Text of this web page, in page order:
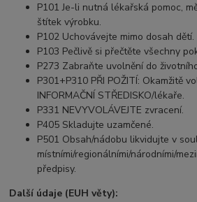
P101 Je-li nutná lékařská pomoc,
štítek výrobku.
P102 Uchovávejte mimo dosah dětí.
P103 Pečlivě si přečtěte všechny
P273 Zabraňte uvolnění do
P301+P310 PŘI POŽITÍ: Okamžitě
INFORMAČNÍ STŘEDISKO/lékaře.
P331 NEVYVOLÁVEJTE zvracení.
P405 Skladujte uzamčené.
P501 Obsah/nádobu likvidujte v
místními/regionálními/národními/
předpisy.
Další údaje (EUH věty):